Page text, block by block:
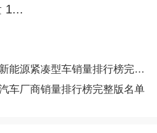
1...
源紧凑型车销量排行榜完整版名单
车厂商销量排行榜完整版名单